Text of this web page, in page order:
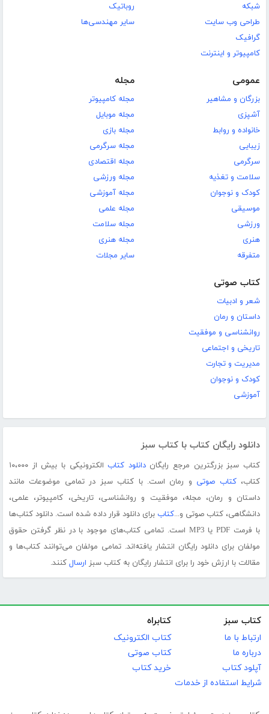
شبکه
طراحی وب سایت
گرافیک
کامپیوتر و اینترنت
روباتیک
سایر مهندسی‌ها
عمومی
بزرگان و مشاهیر
آشپزی
خانواده و روابط
زیبایی
سرگرمی
سلامت و تغذیه
کودک و نوجوان
موسیقی
ورزشی
هنری
متفرقه
مجله
مجله کامپیوتر
مجله موبایل
مجله بازی
مجله سرگرمی
مجله اقتصادی
مجله ورزشی
مجله آموزشی
مجله علمی
مجله سلامت
مجله هنری
سایر مجلات
کتاب صوتی
شعر و ادبیات
داستان و رمان
روانشناسی و موفقیت
تاریخی و اجتماعی
مدیریت و تجارت
کودک و نوجوان
آموزشی
دانلود رایگان کتاب با کتاب سبز
کتاب سبز بزرگترین مرجع رایگاندانلود کتاب
الکترونیکی با بیش از ۱۰،۰۰۰
کتاب،کتاب صوتی و رمان است. با کتاب سبز در تمامی موضوعات مانند
داستان و رمان، مجله، موفقیت و روانشناسی، تاریخی، کامپیوتر، علمی،
دانشگاهی، کتاب صوتی و...کتاب برای دانلود قرار داده شده است. دانلود کتاب‌ها
با فرمت PDF یا MP3 است. تمامی کتاب‌های موجود با در نظر گرفتن حقوق
مولفان برای دانلود رایگان انتشار یافته‌اند. تمامی مولفان می‌توانند کتاب‌ها و
مقالات با ارزش خود را برای انتشار رایگان به کتاب سبز ارسال کنند.
کتاب سبز
ارتباط با ما
درباره ما
آپلود کتاب
شرایط استفاده از خدمات
کتابراه
کتاب الکترونیک
کتاب صوتی
خرید کتاب